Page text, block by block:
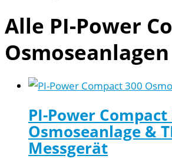
Alle PI-Power
Osmoseanlagen
PI-Power Compact
Osmoseanlage &
Messgerät